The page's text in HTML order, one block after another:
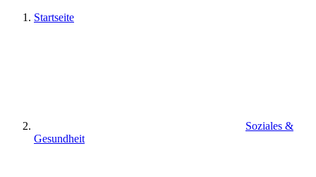
Startseite
Soziales &
Gesundheit